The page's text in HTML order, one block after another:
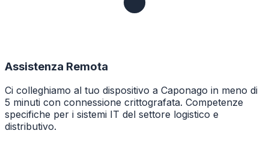
Assistenza Remota
Ci colleghiamo al tuo dispositivo a Caponago in meno di
5 minuti con connessione crittografata. Competenze
specifiche per i sistemi IT del settore logistico e
distributivo.